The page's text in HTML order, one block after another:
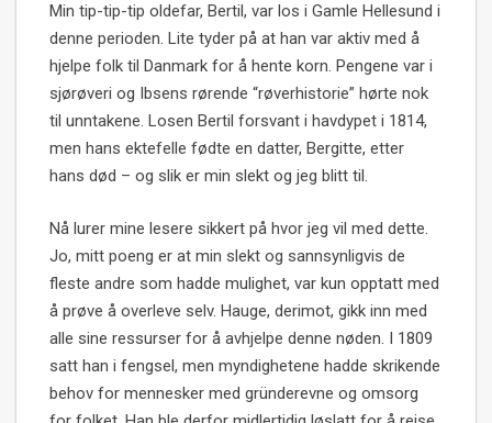
Min tip-tip-tip oldefar, Bertil, var los i Gamle Hellesund i
denne perioden. Lite tyder på at han var aktiv med å
hjelpe folk til Danmark for å hente korn. Pengene var i
sjørøveri og Ibsens rørende “røverhistorie” hørte nok
til unntakene. Losen Bertil forsvant i havdypet i 1814,
men hans ektefelle fødte en datter, Bergitte, etter
hans død – og slik er min slekt og jeg blitt til.
Nå lurer mine lesere sikkert på hvor jeg vil med dette.
Jo, mitt poeng er at min slekt og sannsynligvis de
fleste andre som hadde mulighet, var kun opptatt med
å prøve å overleve selv. Hauge, derimot, gikk inn med
alle sine ressurser for å avhjelpe denne nøden. I 1809
satt han i fengsel, men myndighetene hadde skrikende
behov for mennesker med gründerevne og omsorg